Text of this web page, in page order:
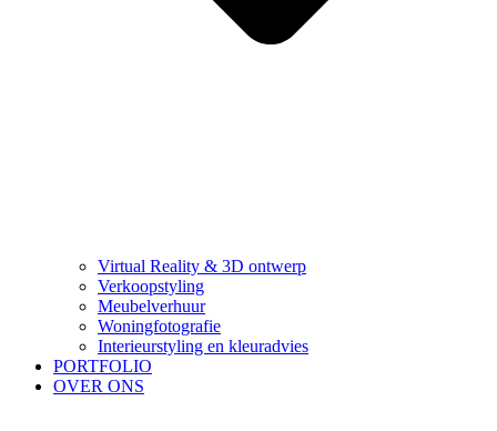
Virtual Reality & 3D ontwerp
Verkoopstyling
Meubelverhuur
Woningfotografie
Interieurstyling en kleuradvies
PORTFOLIO
OVER ONS